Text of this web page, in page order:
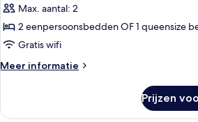
kamer
laden
Max. aantal: 2
2 eenpersoonsbedden OF 1 queensize
Gratis wifi
Meer informatie
Meer
kamer
Prijzen